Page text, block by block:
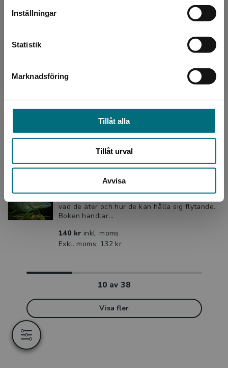
Inställningar
Statistik
Marknadsföring
Tillåt alla
Tillåt urval
Avvisa
fungerar. Hur de andas, hur de håller värmen,
vad de äter och hur de kan hålla sig flytande.
Dömstedt, Tomas
Fakta om fiskar
vad de äter och hur de kan hålla sig flytande.
Boken handlar...
140 kr inkl. moms
Exkl. moms: 132 kr
10 av38
Visa fler